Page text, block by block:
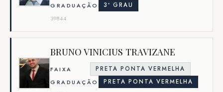
GRADUAÇÃO
3º GRAU
39844
BRUNO VINICIUS TRAVIZANE
FAIXA
PRETA PONTA VERMELHA
GRADUAÇÃO
PRETA PONTA VERMELHA